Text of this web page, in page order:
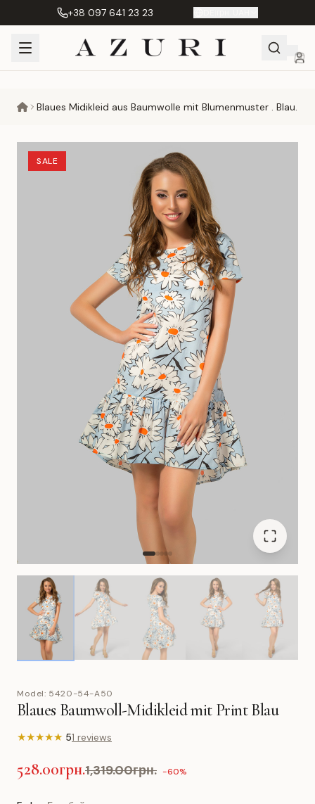
+38 097 641 23 23
Cart Konto
Blaues Midikleid aus Baumwolle mit Blumenmuster . Blau.
SALE
Model: 5420-54-A50
Blaues Baumwoll-Midikleid mit Print Blau
★★★★★ 51 reviews
528.00грн.1,319.00грн. -60%